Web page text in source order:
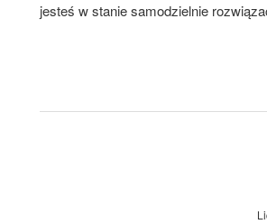
jesteś w stanie samodzielnie